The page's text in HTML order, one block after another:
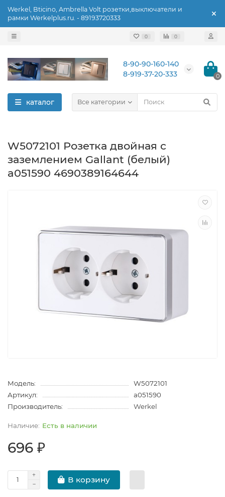
Werkel, Bticino, Ambrella Volt розетки,выключатели и
рамки Werkelplus.ru. - 89193720333
0 0
8-90-90-160-140
8-919-37-20-333
0
каталог Все категории
W5072101 Розетка двойная с
заземлением Gallant (белый)
a051590 4690389164644
Модель:
W5072101
Артикул:
a051590
Производитель:
Werkel
Есть в наличии
696 ₽
В корзину